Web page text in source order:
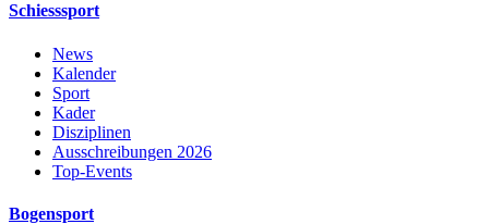
Schiesssport
News
Kalender
Sport
Kader
Disziplinen
Ausschreibungen 2026
Top-Events
Bogensport